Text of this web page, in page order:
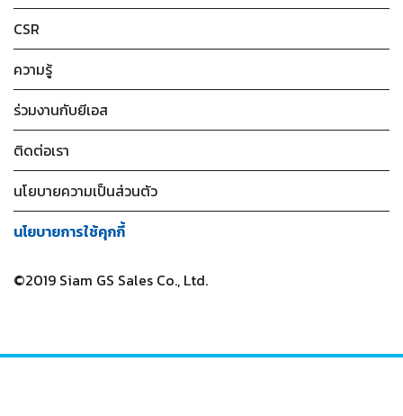
CSR
ความรู้
ร่วมงานกับยีเอส
ติดต่อเรา
นโยบายความเป็นส่วนตัว
นโยบายการใช้คุกกี้
©2019 Siam GS Sales Co., Ltd.